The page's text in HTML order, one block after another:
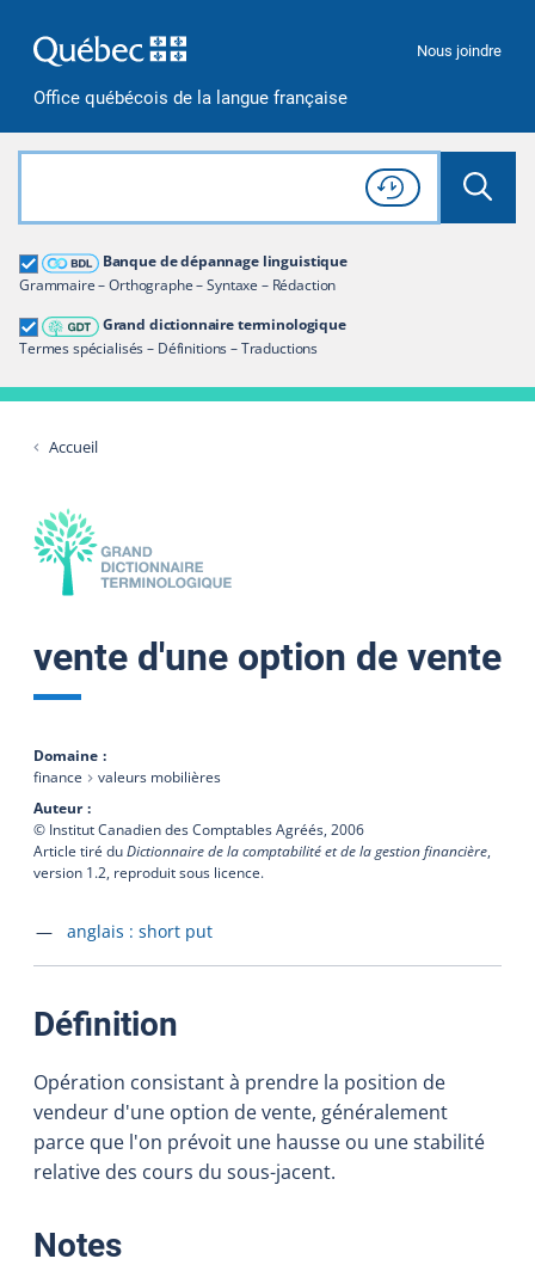
Office québécois de la langue française
Nous joindre
Rechercher dans tout le site
Lancer
Consulter l'
Historique
de recherche
Banque de dépannage linguistique
Grammaire – Orthographe – Syntaxe – Rédaction
Grand dictionnaire terminologique
Termes spécialisés – Définitions – Traductions
Grand dictionnaire terminologique
Restreindre aux termes
Accueil
vente d'une option de vente
Domaine
finance
valeurs mobilières
Auteur
© Institut Canadien des Comptables Agréés, 2006
Article tiré duDictionnaire de la comptabilité et de la gestion financière,
version 1.2, reproduit sous licence.
Accéder à la fiche en
anglais : short put
Définition
Opération consistant à prendre la position de
vendeur d'une option de vente, généralement
parce que l'on prévoit une hausse ou une stabilité
relative des cours du sous-jacent.
Notes: